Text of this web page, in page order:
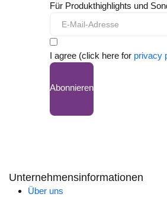
Für Produkthighlights und
I agree (click here for privacy
Abonnieren
Unternehmensinformationen
Über uns